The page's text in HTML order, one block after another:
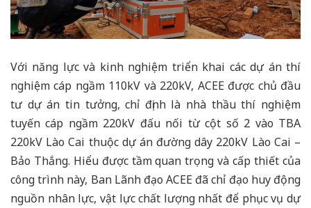
Với năng lực và kinh nghiệm triển khai các dự án thí
nghiệm cáp ngầm 110kV và 220kV, ACEE được chủ đầu
tư dự án tin tưởng, chỉ định là nhà thầu thí nghiệm
tuyến cáp ngầm 220kV đấu nối từ cột số 2 vào TBA
220kV Lào Cai thuộc dự án đường dây 220kV Lào Cai –
Bảo Thắng. Hiểu được tầm quan trọng và cấp thiết của
công trình này, Ban Lãnh đạo ACEE đã chỉ đạo huy động
nguồn nhân lực, vật lực chất lượng nhất để phục vụ dự